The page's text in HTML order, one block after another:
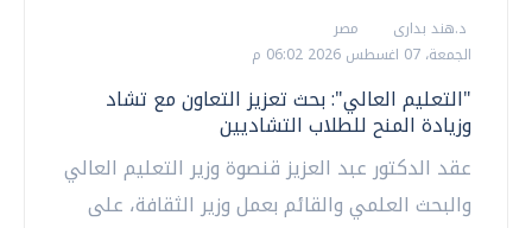
د.هند بدارى
مصر
الجمعة، 07 اغسطس 2026 06:02 م
"التعليم العالي": بحث تعزيز التعاون مع تشاد
وزيادة المنح للطلاب التشاديين
عقد الدكتور عبد العزيز قنصوة وزير التعليم العالي
والبحث العلمي والقائم بعمل وزير الثقافة، على